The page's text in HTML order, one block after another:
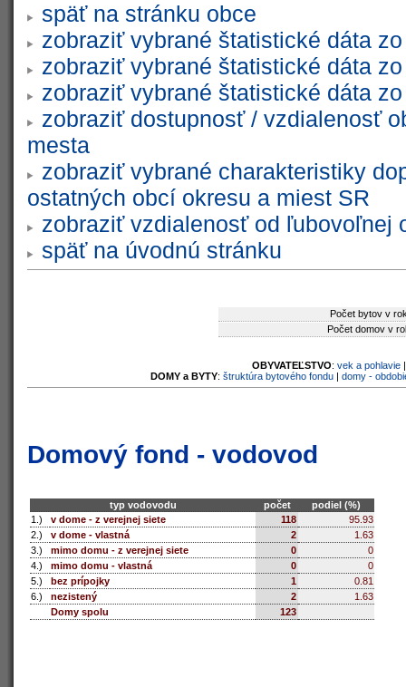
späť na stránku obce
zobraziť vybrané štatistické dáta
zobraziť vybrané štatistické dáta
zobraziť vybrané štatistické dáta
zobraziť dostupnosť / vzdialenosť
mesta
zobraziť vybrané charakteristiky
ostatných obcí okresu a miest SR
zobraziť vzdialenosť od ľubovoľnej
späť na úvodnú stránku
Počet bytov v
Počet domov v
OBYVATEĽSTVO: vek a pohlavie
DOMY a BYTY: štruktúra bytového fondu| domy -
Domový fond - vodovod
typ vodovodu počet
podiel (%)
1.)
v dome - z verejnej siete 118
95.93
2.)
v dome - vlastná 2
1.63
3.)
mimo domu - z verejnej siete 0
0
4.)
mimo domu - vlastná 0
0
5.)
bez prípojky 1
0.81
6.)
nezistený 2
1.63
Domy spolu
123